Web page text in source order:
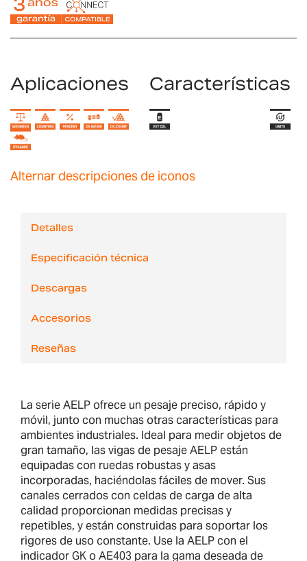
Aplicaciones Características
Alternar descripciones de iconos
Detalles
Especificación técnica
Descargas
Accesorios
Reseñas
La serie AELP ofrece un pesaje preciso, rápido y
móvil, junto con muchas otras características para
ambientes industriales. Ideal para medir objetos de
gran tamaño, las vigas de pesaje AELP están
equipadas con ruedas robustas y asas
incorporadas, haciéndolas fáciles de mover. Sus
canales cerrados con celdas de carga de alta
calidad proporcionan medidas precisas y
repetibles, y están construidas para soportar los
rigores de uso constante. Use la AELP con el
indicador GK o AE403 para la gama deseada de